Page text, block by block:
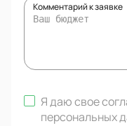
Комментарий к заявке
Я даю свое
персональных